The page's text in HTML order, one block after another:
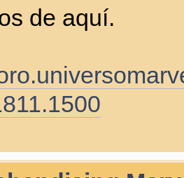
de aquí.